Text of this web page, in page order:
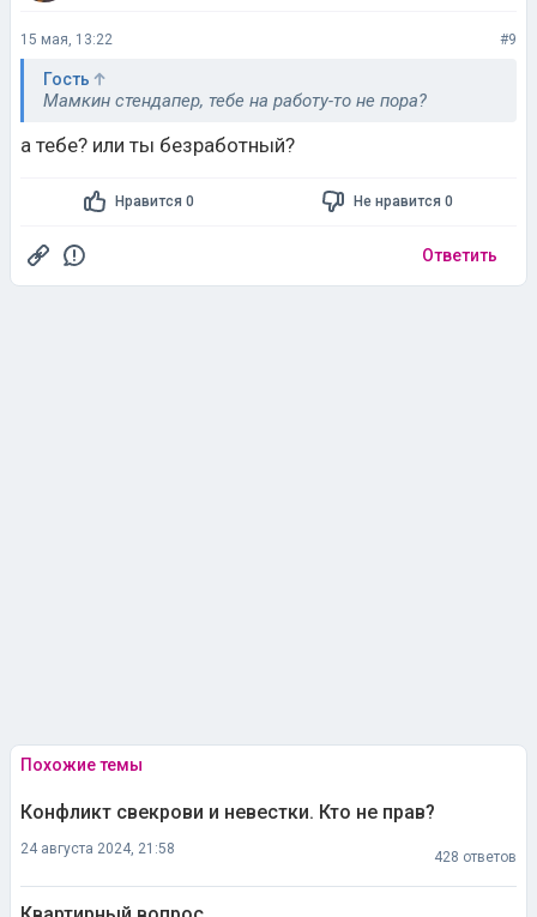
15 мая, 13:22 #9
Гость
Мамкин стендапер, тебе на работу-то не пора?
а тебе? или ты безработный?
Нравится 0 Не нравится 0
Ответить
Похожие темы
Конфликт свекрови и невестки. Кто не прав?
24 августа 2024, 21:58
428 ответов